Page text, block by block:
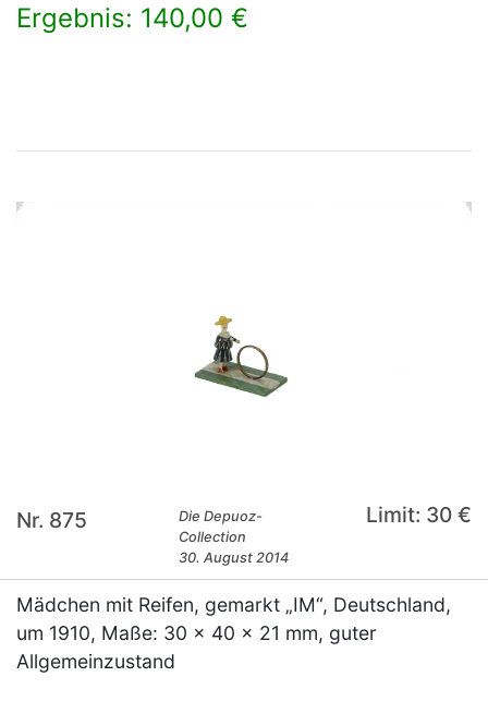
Ergebnis: 140,00 €
Nr. 875
Die Depuoz-
Collection
30. August 2014
Limit: 30 €
Mädchen mit Reifen, gemarkt „IM“, Deutschland,
um 1910, Maße: 30 x 40 x 21 mm, guter
Allgemeinzustand